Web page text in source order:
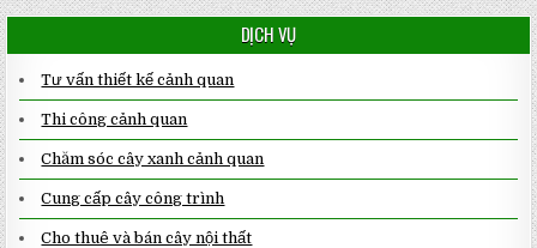
DỊCH VỤ
Tư vấn thiết kế cảnh quan
Thi công cảnh quan
Chăm sóc cây xanh cảnh quan
Cung cấp cây công trình
Cho thuê và bán cây nội thất